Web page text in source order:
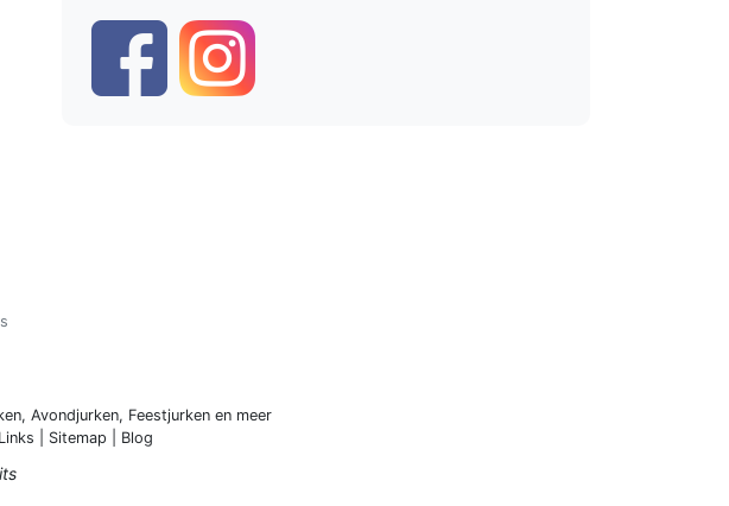
, Avondjurken, Feestjurken en meer
Links Sitemap Blog